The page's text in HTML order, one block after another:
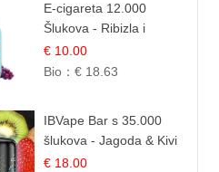
E-cigareta 12.000
Šlukova - Ribizla i
Grožđe | Elegantna
Voćna Kombinacija
€ 10.00
Bio： € 18.63
IBVape Bar s 35.000
šlukova - Jagoda & Kivi
| Osježavajuća Voćna
€ 18.00